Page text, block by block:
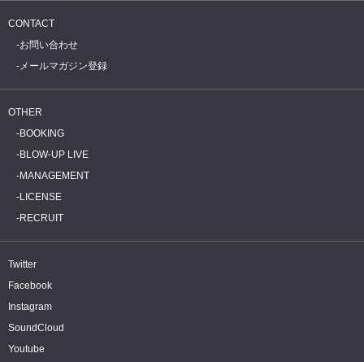
CONTACT
お問い合わせ
メールマガジン登録
OTHER
BOOKING
BLOW-UP LIVE
MANAGEMENT
LICENSE
RECRUIT
Twitter
Facebook
Instagram
SoundCloud
Youtube